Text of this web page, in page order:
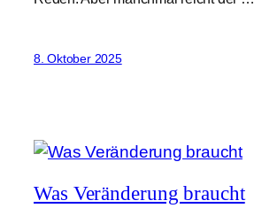
8. Oktober 2025
Was Veränderung braucht